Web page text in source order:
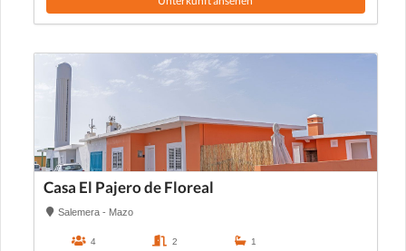
Casa El Pajero de Floreal
Salemera - Mazo
4 2 1